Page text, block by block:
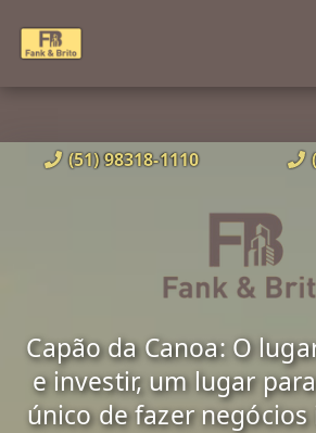
(51) 98318-1110
Capão da Canoa: O
e investir, um lugar
único de fazer